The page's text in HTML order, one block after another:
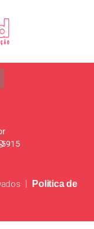
5915
|
Politica de